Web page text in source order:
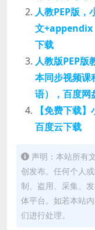
人教PEP版，
文+appendix
下载
人教版PEP版
本同步视频课
语），百度网
【免费下载
百度云下载
声明：本站所有
创发布。任何个人
制、盗用、采集、
体平台。如若本站
们进行处理。